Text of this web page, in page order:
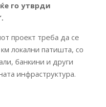
го утврди
проект треба да се
локални патишта, со
банкини и други
инфраструктура.